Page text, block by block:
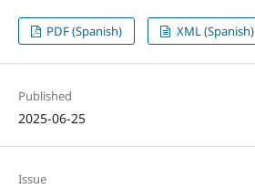
PDF (Spanish) XML (Spanish)
Published
2025-06-25
Issue